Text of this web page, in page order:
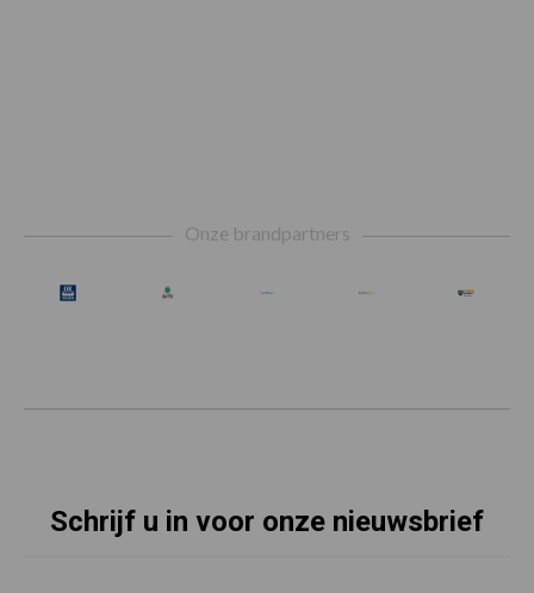
Onze brandpartners
Schrijf u in voor onze nieuwsbrief